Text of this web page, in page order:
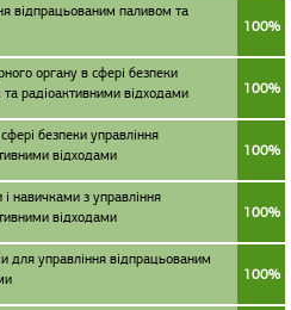
відпрацьованим паливом та
100%
органу в сфері безпеки
радіоактивними відходами
100%
безпеки управління
відходами
100%
навичками з управління
відходами
100%
для управління відпрацьованим
100%